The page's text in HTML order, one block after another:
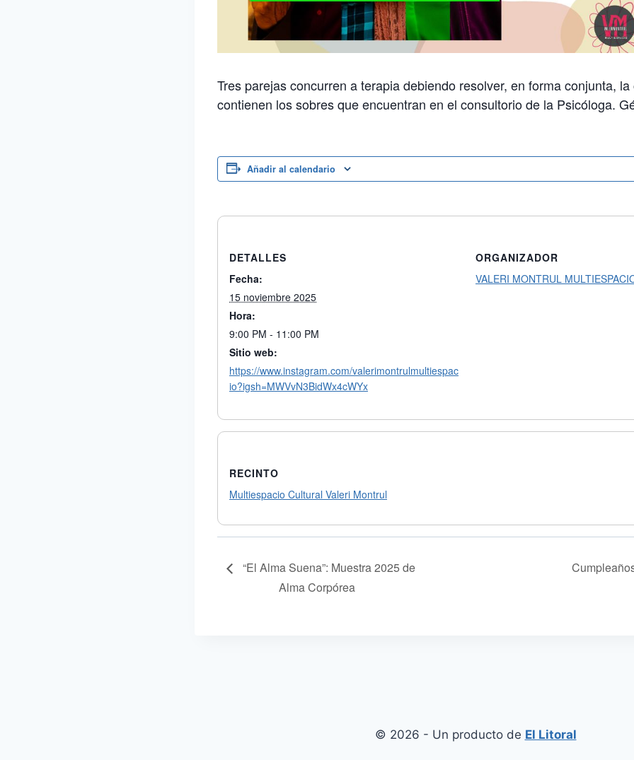
Tres parejas concurren a terapia debiendo resolver, en forma conjunta,
contienen los sobres que encuentran en el consultorio de la Psicóloga.
Añadir al calendario
DETALLES
Fecha:
15 noviembre 2025
Hora:
9:00 PM - 11:00 PM
Sitio web:
https://www.instagram.com/valerimontrulmultiespac
io?igsh=MWVvN3BidWx4cWYx
ORGANIZADOR
VALERI MONTRUL
RECINTO
Multiespacio Cultural Valeri Montrul
“El Alma Suena”: Muestra 2025 de
Alma Corpórea
© 2026 - Un producto de El Litoral